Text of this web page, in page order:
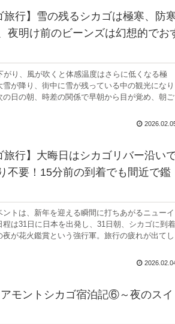
旅行】雪の残るシカゴは極寒、防
夜明け前のビーンズは幻想的でお
り、風が吹くと体感温度はさらに低くなる極
が降り、街中に雪が残っている中の観光になり
日の朝、時差の関係で早朝から目が覚め、朝ご
旅行】大晦日はシカゴリバー沿い
不要！15分前の到着でも間近で鑑
トは、新年を迎える瞬間に打ちあがるニューイ
は31日に日本を出発し、31日朝、シカゴに到着
が花火鑑賞という強行軍。旅行の疲れが出てし
アモントシカゴ宿泊記⑥～夜のスイ